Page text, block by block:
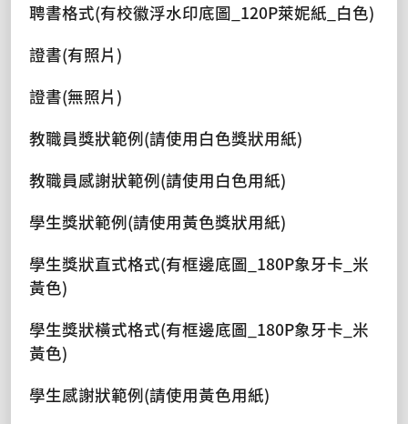
聘書格式(有校徽浮水印底圖_120P萊妮紙_白色)
證書(有照片)
證書(無照片)
教職員獎狀範例(請使用白色獎狀用紙)
教職員感謝狀範例(請使用白色用紙)
學生獎狀範例(請使用黃色獎狀用紙)
學生獎狀直式格式(有框邊底圖_180P象牙卡_米
黃色)
學生獎狀橫式格式(有框邊底圖_180P象牙卡_米
黃色)
學生感謝狀範例(請使用黃色用紙)